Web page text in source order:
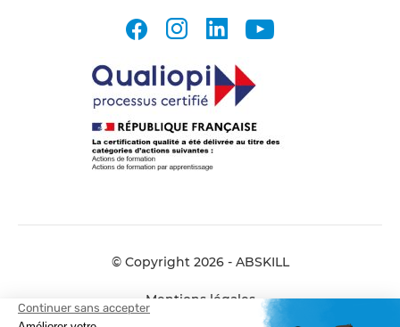
facebook instagram linkedin youtube
© Copyright 2026 - ABSKILL
Mentions légales